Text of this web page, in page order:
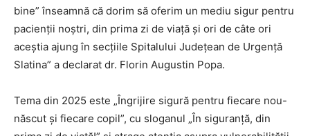
bine” înseamnă că dorim să oferim un mediu sigur pentru
pacienții noștri, din prima zi de viață și ori de câte ori
aceștia ajung în secțiile Spitalului Județean de Urgență
Slatina” a declarat dr. Florin Augustin Popa.
Tema din 2025 este „Îngrijire sigură pentru fiecare nou-
născut și fiecare copil”, cu sloganul „În siguranță, din